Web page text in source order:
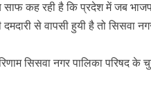
कह रही है कि प्रदेश में जब
से वापसी हुयी है तो सिसवा
सिसवा नगर पालिका परिषद के